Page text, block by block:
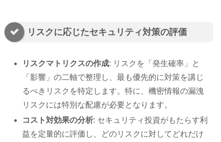
リスクに応じたセキュリティ対策の評価
リスクマトリクスの作成: リスクを「発生確率」と
「影響」の二軸で整理し、最も優先的に対策を講じ
るべきリスクを特定します。特に、機密情報の漏洩
リスクには特別な配慮が必要となります。
コスト対効果の分析: セキュリティ投資がもたらす利
益を定量的に評価し、どのリスクに対してどれだけ